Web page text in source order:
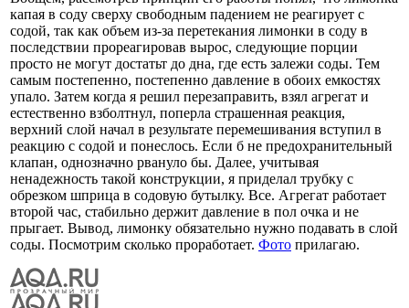
капая в соду сверху свободным падением не реагирует с
содой, так как объем из-за перетекания лимонки в соду в
последствии прореагировав вырос, следующие порции
просто не могут достатьт до дна, где есть залежи соды. Тем
самым постепенно, постепенно давление в обоих емкостях
упало. Затем когда я решил перезаправить, взял агрегат и
естественно взболтнул, поперла страшенная реакция,
верхний слой начал в результате перемешивания вступил в
реакцию с содой и понеслось. Если б не предохранительный
клапан, однозначно рвануло бы. Далее, учитывая
ненадежность такой конструкции, я приделал трубку с
обрезком шприца в содовую бутылку. Все. Агрегат работает
второй час, стабильно держит давление в пол очка и не
прыгает. Вывод, лимонку обязательно нужно подавать в слой
соды. Посмотрим сколько проработает. Фото прилагаю.